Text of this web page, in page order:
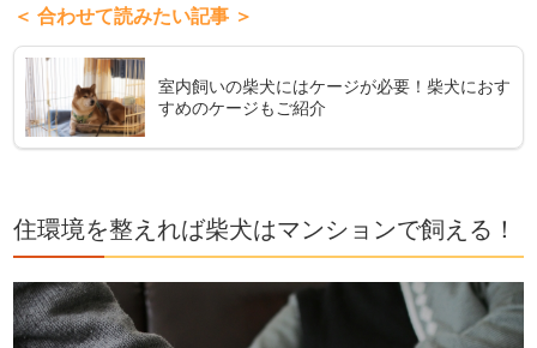
＜ 合わせて読みたい記事 ＞
室内飼いの柴犬にはケージが必要！柴犬におす
すめのケージもご紹介
住環境を整えれば柴犬はマンションで飼える！